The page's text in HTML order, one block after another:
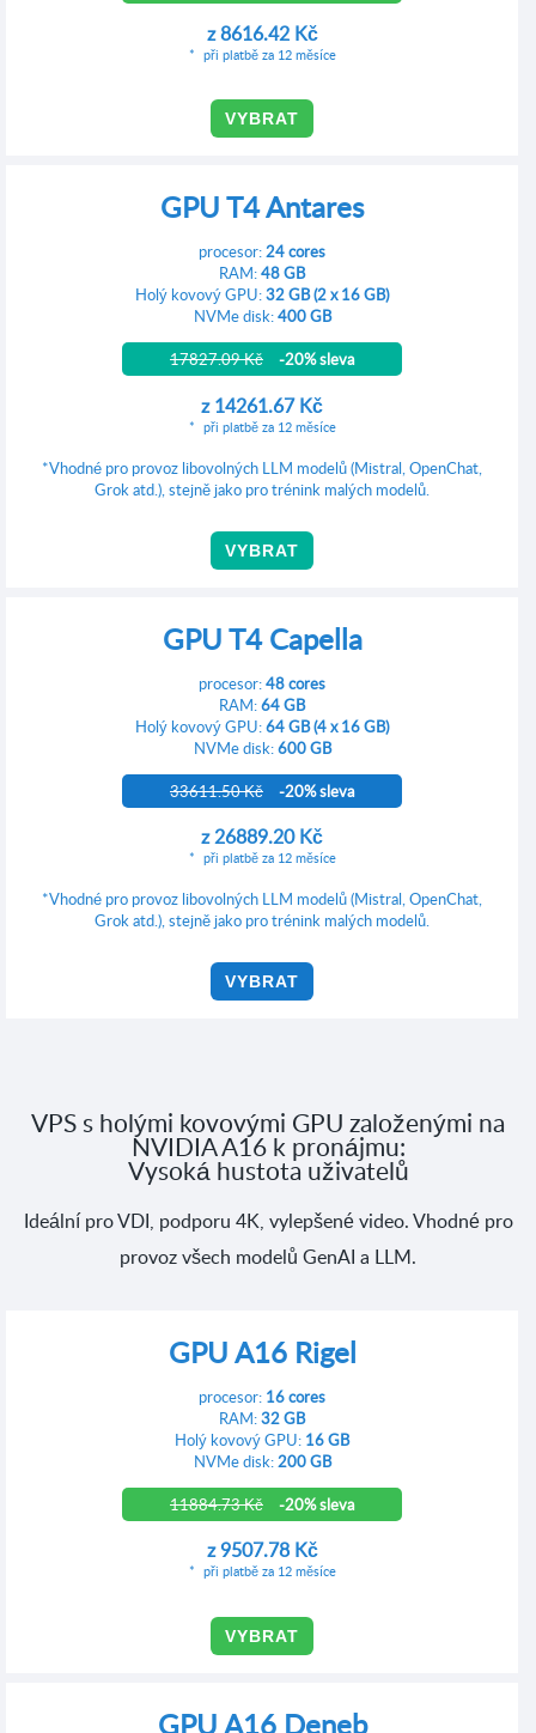
z8616.42 Kč
při platbě za 12 měsíce
VYBRAT
GPU T4 Antares
procesor:24 cores
RAM:48 GB
Holý kovový GPU:32 GB (2 x 16 GB)
NVMe disk:400 GB
17827.09 Kč
-20% sleva
z14261.67 Kč
při platbě za 12 měsíce
*Vhodné pro provoz libovolných LLM modelů (Mistral, OpenChat,
Grok atd.), stejně jako pro trénink malých modelů.
VYBRAT
GPU T4 Capella
procesor:48 cores
RAM:64 GB
Holý kovový GPU:64 GB (4 x 16 GB)
NVMe disk:600 GB
33611.50 Kč
-20% sleva
z26889.20 Kč
při platbě za 12 měsíce
*Vhodné pro provoz libovolných LLM modelů (Mistral, OpenChat,
Grok atd.), stejně jako pro trénink malých modelů.
VYBRAT
VPS s holými kovovými GPU založenými na
NVIDIA A16 k pronájmu:
Vysoká hustota uživatelů
Ideální pro VDI, podporu 4K, vylepšené video. Vhodné pro
provoz všech modelů GenAI a LLM.
GPU A16 Rigel
procesor: 16 cores
RAM:32 GB
Holý kovový GPU: 16 GB
NVMe disk:200 GB
11884.73 Kč
-20% sleva
z9507.78 Kč
při platbě za 12 měsíce
VYBRAT
GPU A16 Deneb